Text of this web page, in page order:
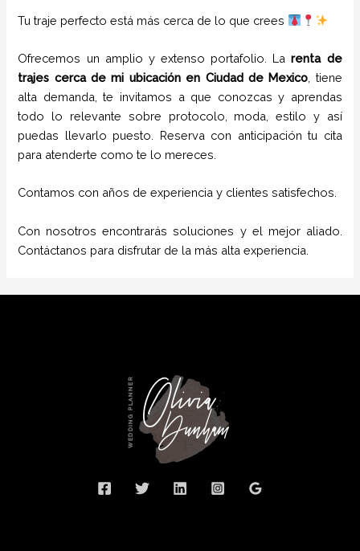
Tu traje perfecto está más cerca de lo que crees
Ofrecemos un amplio y extenso portafolio. Larenta de
trajes cerca de mi ubicación en Ciudad de Mexico , tiene
alta demanda, te invitamos a que conozcas y aprendas
todo lo relevante sobre protocolo, moda, estilo y así
puedas llevarlo puesto. Reserva con anticipación tu cita
para atenderte como te lo mereces.
Contamos con años de experiencia y clientes satisfechos.
Con nosotros encontrarás soluciones y el mejor aliado.
Contáctanos para disfrutar de la más alta experiencia.